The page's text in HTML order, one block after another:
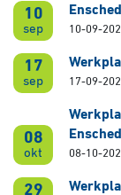
10
sep 10-09-
17
sep 17-09-
08
okt 08-10-
29